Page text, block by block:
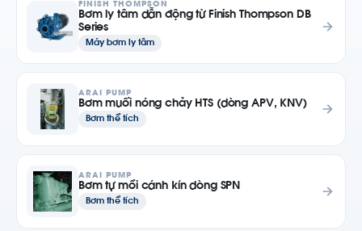
FINISH THOMPSON
Bơm ly tâm dẫn động từ Finish Thompson DB
Series
Máy bơm ly tâm
ARAI PUMP
Bơm muối nóng chảy HTS (dòng APV, KNV)
Bơm thể tích
ARAI PUMP
Bơm tự mồi cánh kín dòng SPN
Bơm thể tích